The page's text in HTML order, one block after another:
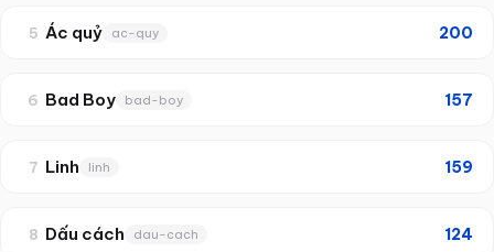
5 Ác quỷ ac-quy 200
6 Bad Boy bad-boy 157
7 Linh linh 159
8 Dấu cách dau-cach 124